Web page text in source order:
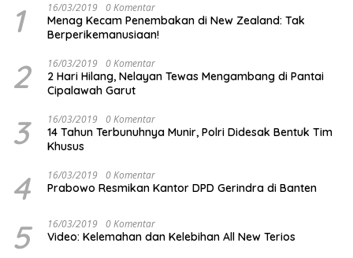
1 16/03/2019 0 Komentar
Menag Kecam Penembakan di New Zealand: Tak
Berperikemanusiaan!
2 16/03/2019 0 Komentar
2 Hari Hilang, Nelayan Tewas Mengambang di Pantai
Cipalawah Garut
3 16/03/2019 0 Komentar
14 Tahun Terbunuhnya Munir, Polri Didesak Bentuk Tim
Khusus
4 16/03/2019 0 Komentar
Prabowo Resmikan Kantor DPD Gerindra di Banten
5 16/03/2019 0 Komentar
Video: Kelemahan dan Kelebihan All New Terios